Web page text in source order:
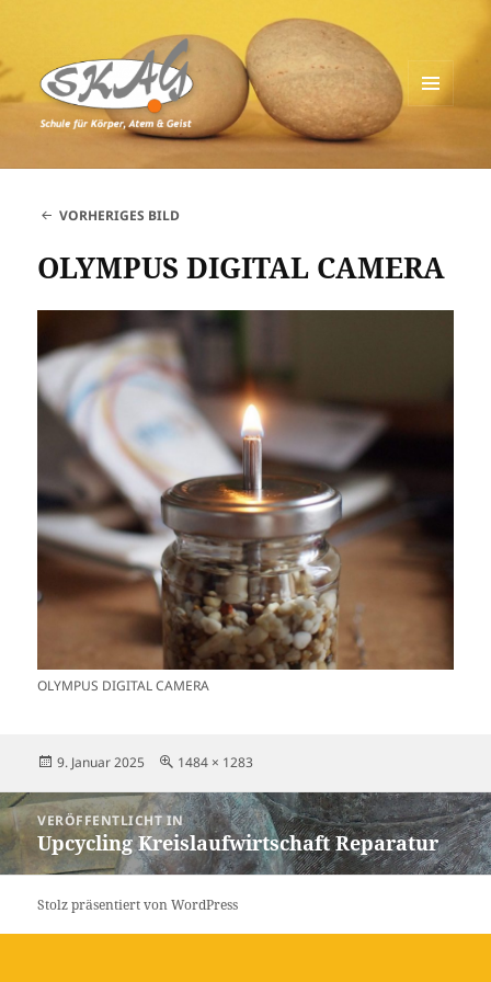
Schule für Körper, Atem & Geist
VORHERIGES BILD
OLYMPUS DIGITAL CAMERA
OLYMPUS DIGITAL CAMERA
Veröffentlicht
9. Januar 2025 Originalgröße
1484 × 1283
Beitragsnavigation
VERÖFFENTLICHT IN
Upcycling Kreislaufwirtschaft Reparatur
Stolz präsentiert von WordPress